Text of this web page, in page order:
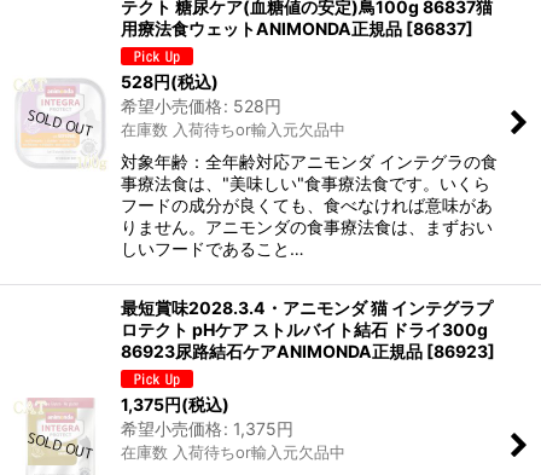
テクト 糖尿ケア(血糖値の安定)鳥100g 86837猫
用療法食ウェットANIMONDA正規品 [86837]
528円(税込)
希望小売価格: 528円
在庫数 入荷待ちor輸入元欠品中
対象年齢：全年齢対応アニモンダ インテグラの食
事療法食は、"美味しい"食事療法食です。いくら
フードの成分が良くても、食べなければ意味があ
りません。アニモンダの食事療法食は、まずおい
しいフードであること…
最短賞味2028.3.4・アニモンダ 猫 インテグラプ
ロテクト pHケア ストルバイト結石 ドライ300g
86923尿路結石ケアANIMONDA正規品 [86923]
1,375円(税込)
希望小売価格: 1,375円
在庫数 入荷待ちor輸入元欠品中